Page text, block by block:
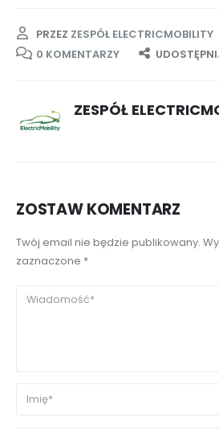
PRZEZ ZESPÓŁ ELECTRICMOBILITY
0 KOMENTARZY
ZESPÓŁ
ZOSTAW KOMENTARZ
Twój email nie będzie publikowany.
zaznaczone *